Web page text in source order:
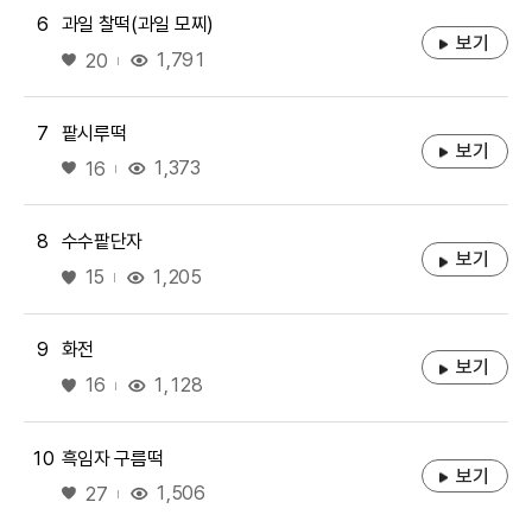
6
과일 찰떡(과일 모찌)
좋아요
20 1,791
보기
7
팥시루떡
좋아요
16 1,373
보기
8
수수팥단자
좋아요
15 1,205
보기
9
화전
좋아요
16 1,128
보기
10 흑임자 구름떡
좋아요
27 1,506
보기